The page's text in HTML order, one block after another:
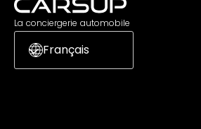
La conciergerie automobile
Français